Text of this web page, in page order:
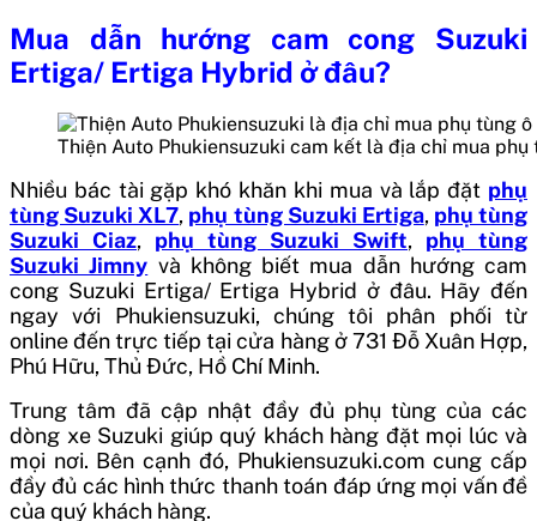
Mua dẫn hướng cam cong Suzuki
Ertiga/ Ertiga Hybrid ở đâu?
Thiện Auto Phukiensuzuki cam kết là địa chỉ mua
Nhiều bác tài gặp khó khăn khi mua và lắp đặt phụ
tùng Suzuki XL7, phụ tùng Suzuki Ertiga, phụ tùng
Suzuki Ciaz, phụ tùng Suzuki Swift, phụ tùng
Suzuki Jimny và không biết mua dẫn hướng cam
cong Suzuki Ertiga/ Ertiga Hybrid ở đâu. Hãy đến
ngay với Phukiensuzuki, chúng tôi phân phối từ
online đến trực tiếp tại cửa hàng ở 731 Đỗ Xuân Hợp,
Phú Hữu, Thủ Đức, Hồ Chí Minh.
Trung tâm đã cập nhật đầy đủ phụ tùng của các
dòng xe Suzuki giúp quý khách hàng đặt mọi lúc và
mọi nơi. Bên cạnh đó, Phukiensuzuki.com cung cấp
đầy đủ các hình thức thanh toán đáp ứng mọi vấn đề
của quý khách hàng.